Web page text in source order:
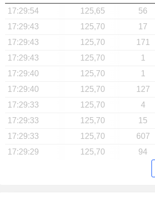
17:29:54
125,65 56
17:29:43
125,70 17
17:29:43
125,70 171
17:29:43
125,70 1
17:29:40
125,70 1
17:29:40
125,70 127
17:29:33
125,70 4
17:29:33
125,70 15
17:29:33
125,70 607
17:29:29
125,70 94